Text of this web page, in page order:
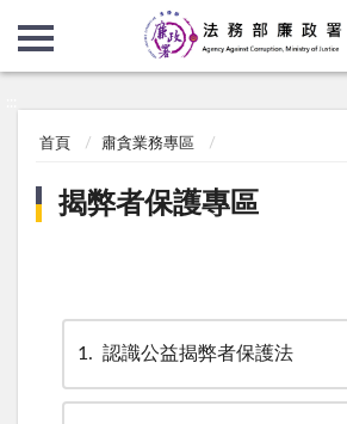
首頁 肅貪業務專區
揭弊者保護專區
1 認識公益揭弊者保護法